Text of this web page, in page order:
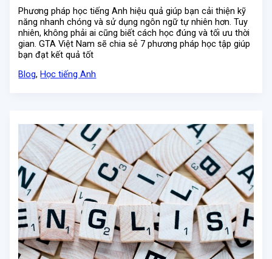
Phương pháp học tiếng Anh hiệu quả giúp bạn cải thiện kỹ
năng nhanh chóng và sử dụng ngôn ngữ tự nhiên hơn. Tuy
nhiên, không phải ai cũng biết cách học đúng và tối ưu thời
gian. GTA Việt Nam sẽ chia sẻ 7 phương pháp học tập giúp
bạn đạt kết quả tốt
Blog, Học tiếng Anh